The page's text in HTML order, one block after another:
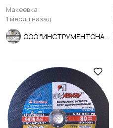
F90, K-L V, мелкое зерно.
Макеевка
1 месяц назад